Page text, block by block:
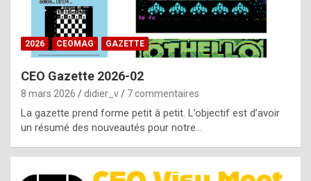
e
b
y
g
e
n
u
i
2026 CEOMAG GAZETTE
CEO Gazette 2026-02
8 mars 2026 didier_v 7 commentaires
La gazette prend forme petit à petit. L’objectif est d’avoir
un résumé des nouveautés pour notre…